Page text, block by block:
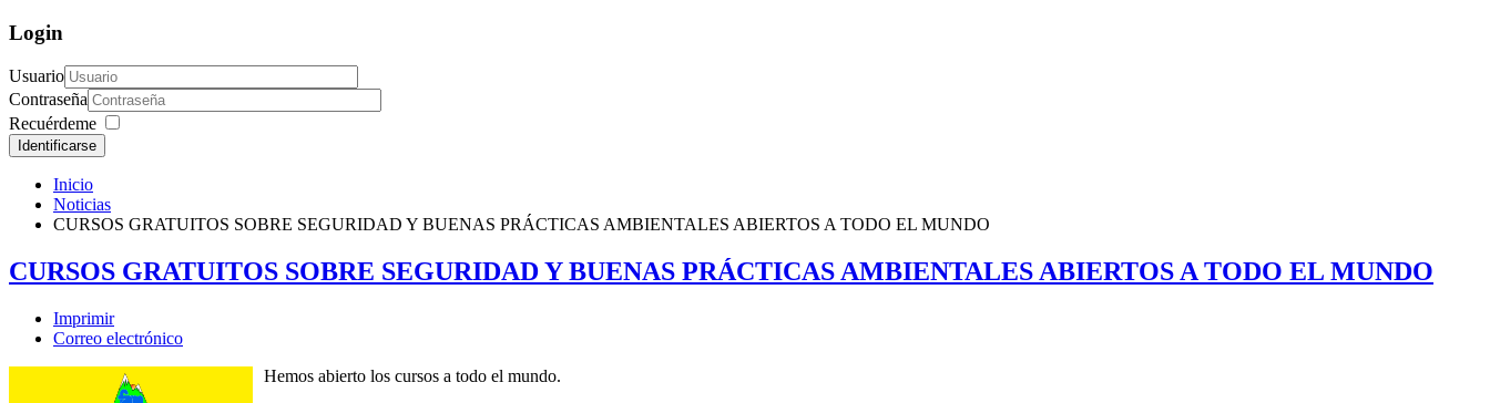
Login
Usuario
Contraseña
Recuérdeme
Identificarse
Inicio
Noticias
CURSOS GRATUITOS SOBRE SEGURIDAD Y BUENAS PRÁCTICAS AMBIENTALES ABIERTOS A TODO EL MUNDO
CURSOS GRATUITOS SOBRE SEGURIDAD Y BUENAS PRÁCTICAS AMBIENTALES ABIERTOS A TODO EL MUNDO
Imprimir
Correo electrónico
Hemos abierto los cursos a todo el mundo.